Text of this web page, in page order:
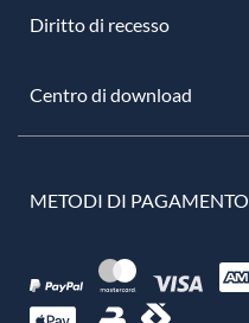
Diritto di recesso
Centro di download
METODI DI PAGAMENTO